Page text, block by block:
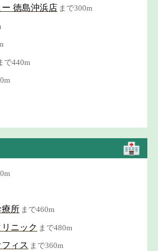
徳島沖浜店 まで300m
で440m
療所 まで460m
ニック まで480m
ィス まで360m